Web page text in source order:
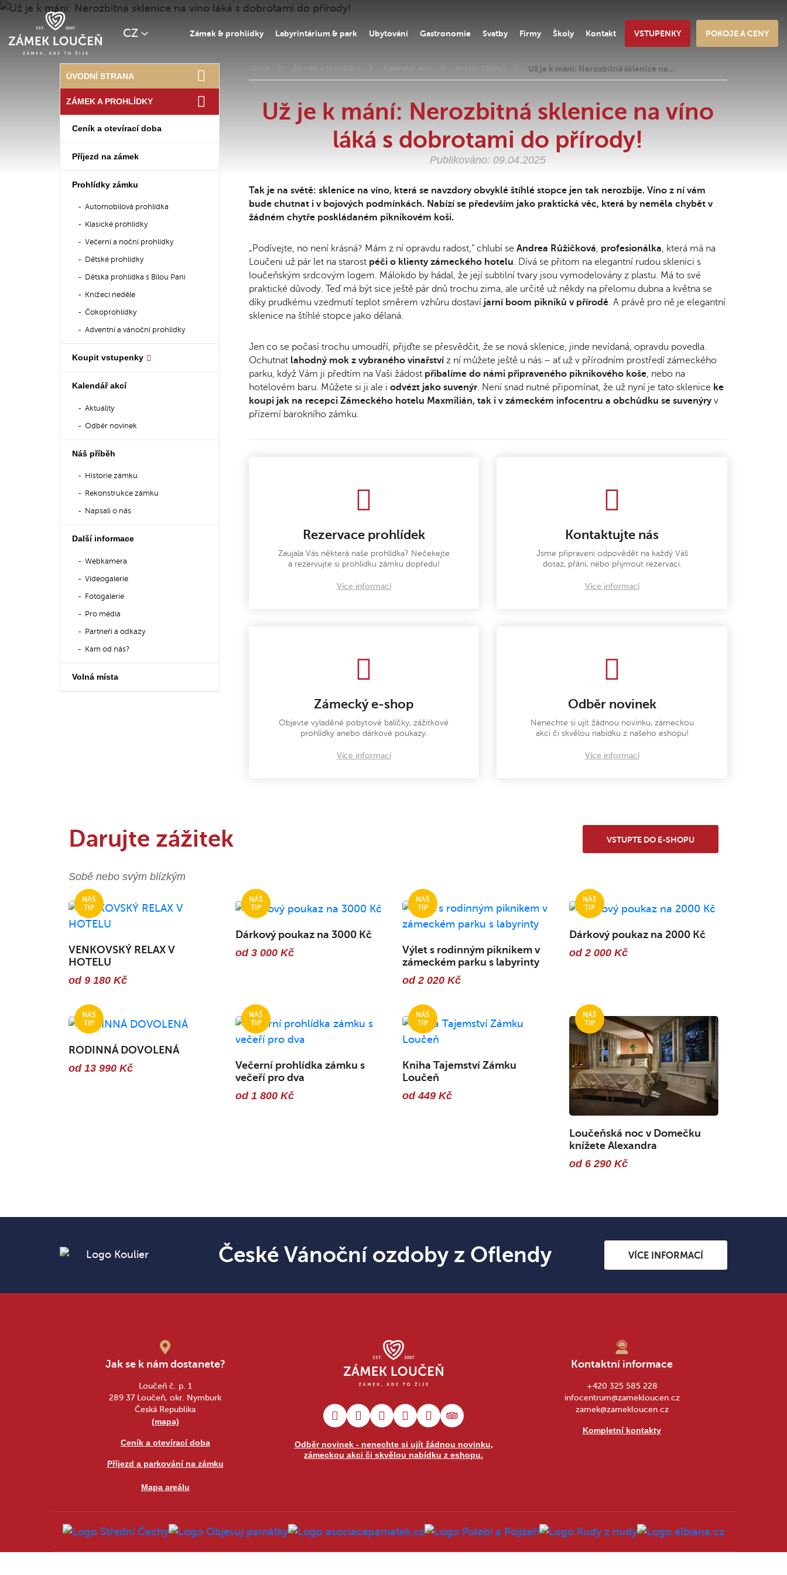
CZ VSTUPENKY POKOJE A CENY
Zámek & prohlídky Labyrintárium & park Ubytování Gastronomie Svatby Firmy Školy Kontakt
Úvod Zámek a prohlídky Kalendář akcí Archiv článků Už je k mání: Nerozbitná sklenice na…
Už je k mání: Nerozbitná sklenice na víno
láká s dobrotami do přírody!
Publikováno: 09.04.2025
Tak je na světě: sklenice na víno, která se navzdory obvyklé štíhlé stopce jen tak nerozbije. Víno z ní vám
bude chutnat i v bojových podmínkách. Nabízí se především jako praktická věc, která by neměla chybět v
žádném chytře poskládaném piknikovém koši.
„Podívejte, no není krásná? Mám z ní opravdu radost,“ chlubí se Andrea Růžičková, profesionálka, která má na
Loučeni už pár let na starost péči o klienty zámeckého hotelu. Dívá se přitom na elegantní rudou sklenici s
loučeňským srdcovým logem. Málokdo by hádal, že její subtilní tvary jsou vymodelovány z plastu. Má to své
praktické důvody. Teď má být sice ještě pár dnů trochu zima, ale určitě už někdy na přelomu dubna a května se
díky prudkému vzedmutí teplot směrem vzhůru dostavíjarní boom pikniků v přírodě. A právě pro ně je elegantní
sklenice na štíhlé stopce jako dělaná.
Jen co se počasí trochu umoudří, přijďte se přesvědčit, že se nová sklenice, jinde nevídaná, opravdu povedla.
Ochutnat lahodný mok z vybraného vinařstvíz ní můžete ještě u nás – ať už v přírodním prostředí zámeckého
parku, když Vám ji předtím na Vaši žádost přibalíme do námi připraveného piknikového koše, nebo na
hotelovém baru. Můžete si ji ale i odvézt jako suvenýr. Není snad nutné připomínat, že už nyní je tato sklenice ke
koupi jak na recepci Zámeckého hotelu Maxmilián, tak i v zámeckém infocentru a obchůdku se suvenýryv
přízemí barokního zámku.
Rezervace prohlídek
Zaujala Vás některá naše prohlídka? Nečekejte
a rezervujte si prohlídku zámku dopředu!
Více informací
Kontaktujte nás
Jsme připraveni odpovědět na každý Váš
dotaz, přání, nebo přijmout rezervaci.
Více informací
Zámecký e-shop
Objevte vyladěné pobytové balíčky, zážitkové
prohlídky anebo dárkové poukazy.
Více informací
Odběr novinek
Nenechte si ujít žádnou novinku, zámeckou
akci či skvělou nabídku z našeho eshopu!
Více informací
ÚVODNÍ STRANA
ZÁMEK A PROHLÍDKY
Ceník a otevírací doba
Příjezd na zámek
Prohlídky zámku
Automobilová prohlídka
Klasické prohlídky
Večerní a noční prohlídky
Dětské prohlídky
Dětská prohlídka s Bílou Paní
Knížecí neděle
Čokoprohlídky
Adventní a vánoční prohlídky
Koupit vstupenky
Kalendář akcí
Aktuality
Odběr novinek
Náš příběh
Historie zámku
Rekonstrukce zámku
Napsali o nás
Další informace
Webkamera
Videogalerie
Fotogalerie
Pro média
Partneři a odkazy
Kam od nás?
Volná místa
Darujte zážitek
Sobě nebo svým blízkým
VENKOVSKÝ RELAX V
HOTELU
od 9 180 Kč
Dárkový poukaz na 3000 Kč
od 3 000 Kč
Výlet s rodinným piknikem v
zámeckém parku s labyrinty
od 2 020 Kč
Dárkový poukaz na 2000 Kč
od 2 000 Kč
RODINNÁ DOVOLENÁ
od 13 990 Kč
Večerní prohlídka zámku s
večeří pro dva
od 1 800 Kč
Kniha Tajemství Zámku
Loučeň
od 449 Kč
Loučeňská noc v Domečku
knížete Alexandra
od 6 290 Kč
VSTUPTE DO E-SHOPU
České Vánoční ozdoby z Oflendy VÍCE INFORMACÍ
Jak se k nám dostanete?
Loučeň č. p. 1
289 37 Loučeň, okr. Nymburk
Česká Republika
(mapa)
Ceník a otevírací doba
Příjezd a parkování na zámku
Mapa areálu
Odběr novinek - nenechte si ujít žádnou novinku,
zámeckou akci či skvělou nabídku z eshopu.
Kontaktní informace
+420 325 585 228
infocentrum@zamekloucen.cz
zamek@zamekloucen.cz
Kompletní kontakty